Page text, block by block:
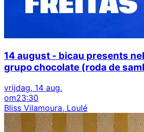
14 august - bicau presents
grupo chocolate (roda de
vrijdag, 14 aug.
om23:30
Bliss Vilamoura, Loulé